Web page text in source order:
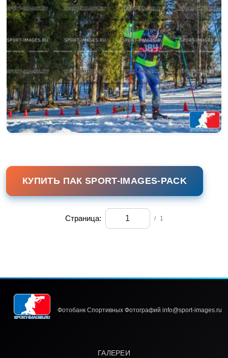
КУПИТЬ ПАК SPORT-IMAGES-PACK
Страница: / 1
Фотобанк Спортивных Фотографий info@sport-images.ru
ГАЛЕРЕИ